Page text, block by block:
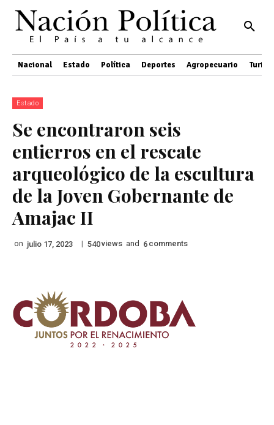
Nacional Estado Política Deportes Agropecuario
Estado
Se encontraron seis
entierros en el rescate
arqueológico de la escultura
de la Joven Gobernante de
Amajac II
on julio 17, 2023 | 540views and 6 comments